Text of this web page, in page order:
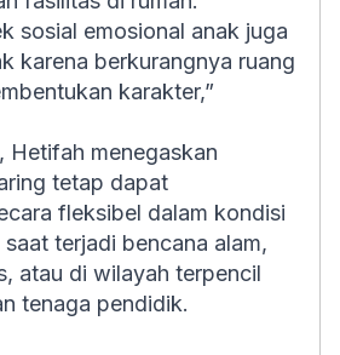
sosial emosional anak juga
karena berkurangnya ruang
karakter,”
Hetifah menegaskan
tetap dapat
fleksibel dalam kondisi
terjadi bencana alam,
atau di wilayah terpencil
tenaga pendidik.